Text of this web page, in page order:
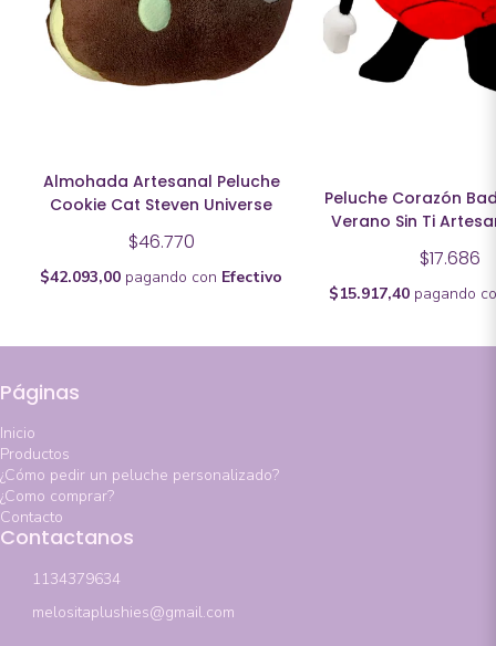
Almohada Artesanal Peluche
Cookie Cat Steven Universe
$46.770
$42.093,00 pagando con Efectivo
Peluche Corazón
Verano Sin Ti
$17.686
$15.917,40 pagando
Páginas
Inicio
Productos
¿Cómo pedir un peluche personalizado?
¿Como comprar?
Contacto
Contactanos
1134379634
melositaplushies@gmail.com